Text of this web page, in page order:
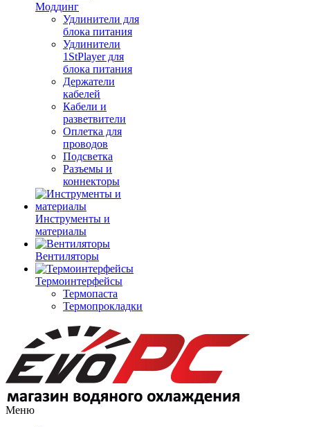
Моддинг
Удлинители для
блока питания
Удлинители
1StPlayer для
блока питания
Держатели
кабелей
Кабели и
разветвители
Оплетка для
проводов
Подсветка
Разъемы и
коннекторы
Инструменты и
материалы
Вентиляторы
Термоинтерфейсы
Термопаста
Термопрокладки
Меню